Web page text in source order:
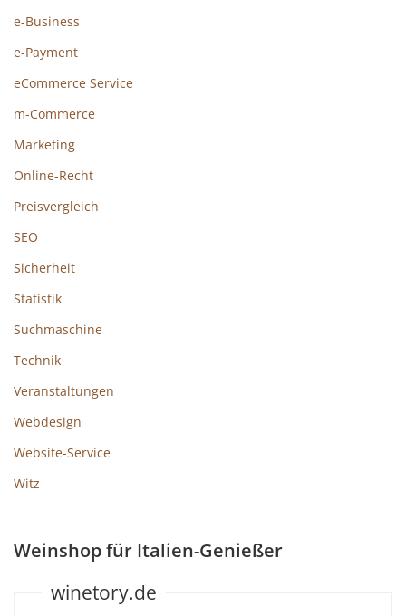
e-Business
e-Payment
eCommerce Service
m-Commerce
Marketing
Online-Recht
Preisvergleich
SEO
Sicherheit
Statistik
Suchmaschine
Technik
Veranstaltungen
Webdesign
Website-Service
Witz
Weinshop für Italien-Genießer
winetory.de